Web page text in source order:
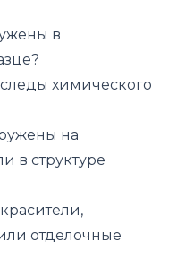
в
химического
на
в структуре
отделочные